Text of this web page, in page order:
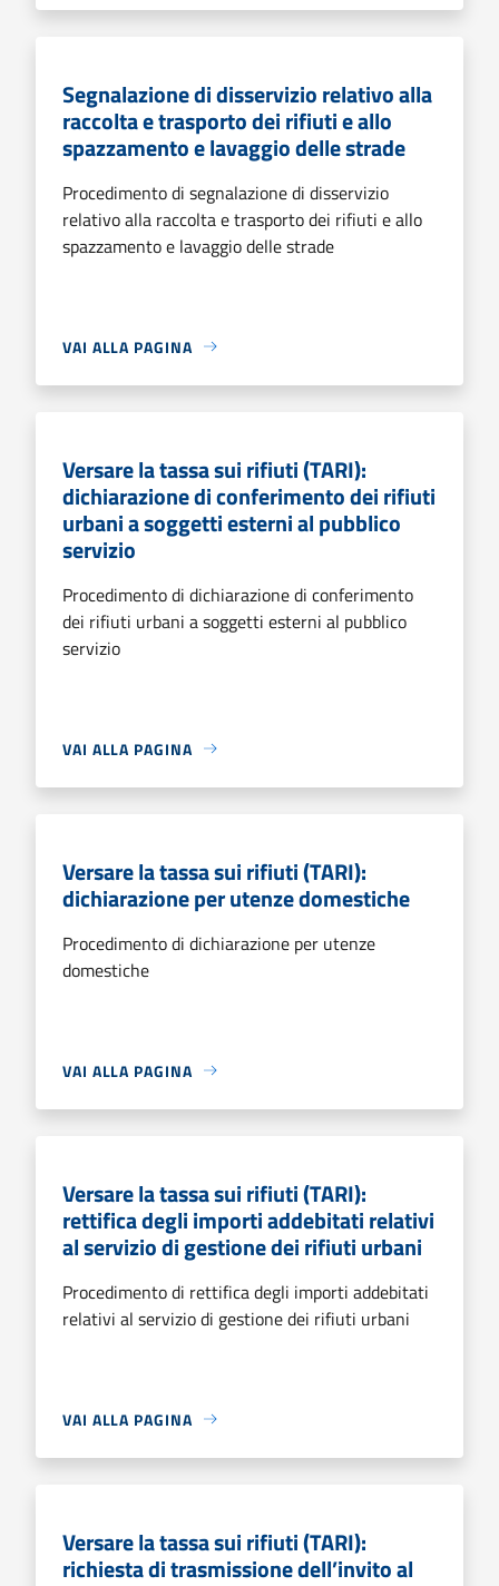
Segnalazione di disservizio relativo alla
raccolta e trasporto dei rifiuti e allo
spazzamento e lavaggio delle strade
Procedimento di segnalazione di disservizio
relativo alla raccolta e trasporto dei rifiuti e allo
spazzamento e lavaggio delle strade
VAI ALLA PAGINA
Versare la tassa sui rifiuti (TARI):
dichiarazione di conferimento dei rifiuti
urbani a soggetti esterni al pubblico
servizio
Procedimento di dichiarazione di conferimento
dei rifiuti urbani a soggetti esterni al pubblico
servizio
VAI ALLA PAGINA
Versare la tassa sui rifiuti (TARI):
dichiarazione per utenze domestiche
Procedimento di dichiarazione per utenze
domestiche
VAI ALLA PAGINA
Versare la tassa sui rifiuti (TARI):
rettifica degli importi addebitati relativi
al servizio di gestione dei rifiuti urbani
Procedimento di rettifica degli importi addebitati
relativi al servizio di gestione dei rifiuti urbani
VAI ALLA PAGINA
Versare la tassa sui rifiuti (TARI):
richiesta di trasmissione dell’invito al